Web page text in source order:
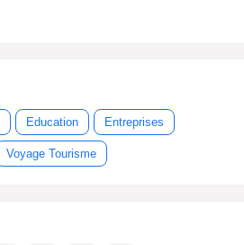
Education Entreprises
Voyage Tourisme